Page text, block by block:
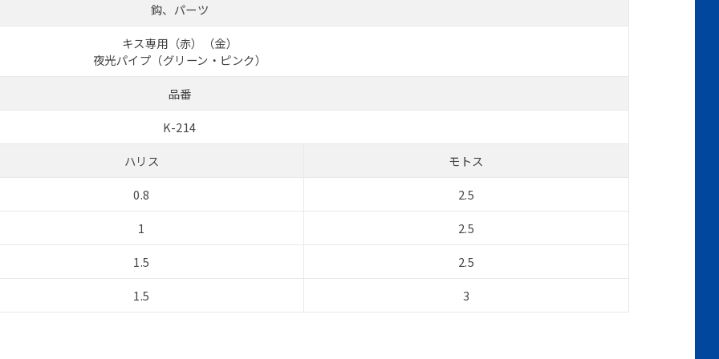
鈎、パーツ
キス専用（赤）（金）
夜光パイプ（グリーン・ピンク）
品番
K-214
ハリス
モトス
0.8
2.5
1
2.5
1.5
2.5
1.5 3